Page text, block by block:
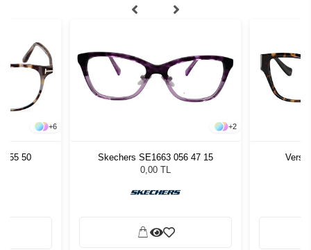
+6
055 50
+2
Skechers SE1663 056 47 15
0,00 TL